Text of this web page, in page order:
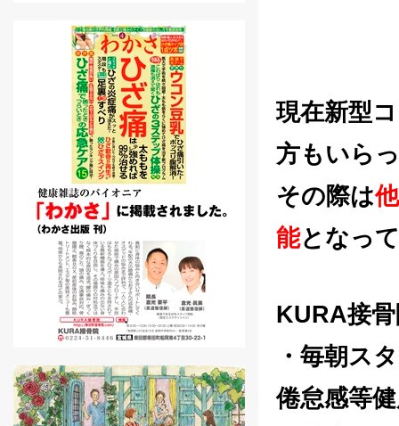
現在新型
方もいら
その際は
能となっ
KURA接
・毎朝ス
倦怠感等